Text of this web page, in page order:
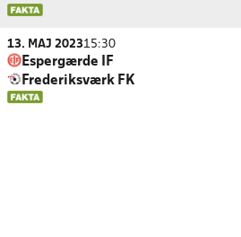
13. MAJ 202315:30
Espergærde IF
Frederiksværk FK